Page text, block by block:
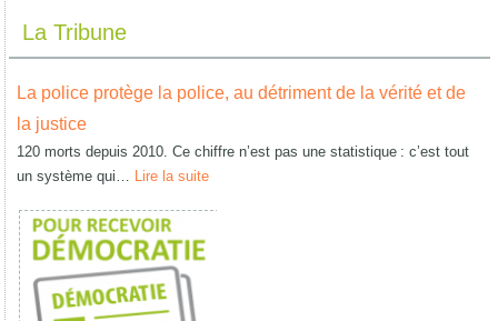
La Tribune
La police protège la police, au détriment de la vérité et de
la justice
120 morts depuis 2010. Ce chiffre n’est pas une statistique : c’est tout
un système qui… Lire la suite